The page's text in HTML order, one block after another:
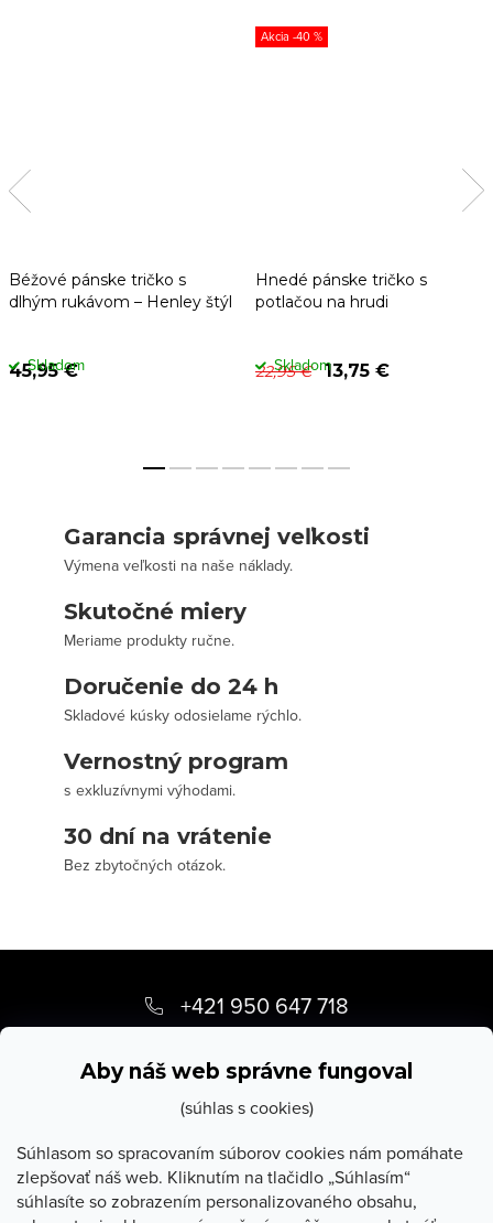
Aby náš web správne fungoval
(súhlas s cookies)
Súhlasom so spracovaním súborov cookies nám pomáhate
zlepšovať náš web. Kliknutím na tlačidlo „Súhlasím“
súhlasíte so zobrazením personalizovaného obsahu,
Béžové pánske tričko s
dlhým rukávom – Henley štýl
45,95 €
Skladom
-40 %
Hnedé pánske tričko s
potlačou na hrudi
22,95 € 13,75 €
Skladom
Garancia správnej veľkosti
Výmena veľkosti na naše náklady.
Skutočné miery
Meriame produkty ručne.
Doručenie do 24 h
Skladové kúsky odosielame rýchlo.
Vernostný program
s exkluzívnymi výhodami.
30 dní na vrátenie
Bez zbytočných otázok.
p
+421 950 647 718
O Stevula